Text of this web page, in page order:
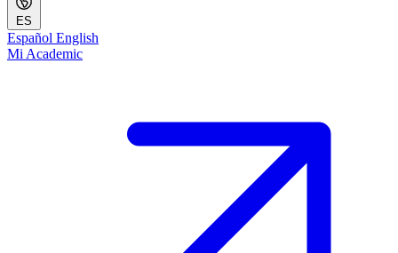
ES
Español English
Mi Academic